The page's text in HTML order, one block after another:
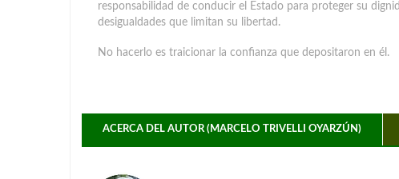
responsabilidad de conducir el Estado para proteger su
desigualdades que limitan su libertad.
No hacerlo es traicionar la confianza que depositaron en él.
ACERCA DEL AUTOR (MARCELO TRIVELLI OYARZÚN)